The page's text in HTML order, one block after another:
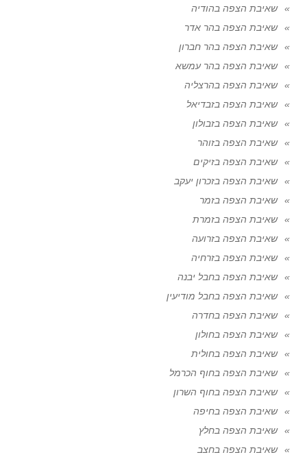
שאיבת הצפה בהודיה
שאיבת הצפה בהר אדר
שאיבת הצפה בהר חברון
שאיבת הצפה בהר עמשא
שאיבת הצפה בהרצליה
שאיבת הצפה בזבדיאל
שאיבת הצפה בזבולון
שאיבת הצפה בזוהר
שאיבת הצפה בזיקים
שאיבת הצפה בזכרון יעקב
שאיבת הצפה בזמר
שאיבת הצפה בזמרת
שאיבת הצפה בזרועה
שאיבת הצפה בזרחיה
שאיבת הצפה בחבל יבנה
שאיבת הצפה בחבל מודיעין
שאיבת הצפה בחדרה
שאיבת הצפה בחולון
שאיבת הצפה בחולית
שאיבת הצפה בחוף הכרמל
שאיבת הצפה בחוף השרון
שאיבת הצפה בחיפה
שאיבת הצפה בחלץ
שאיבת הצפה בחצב